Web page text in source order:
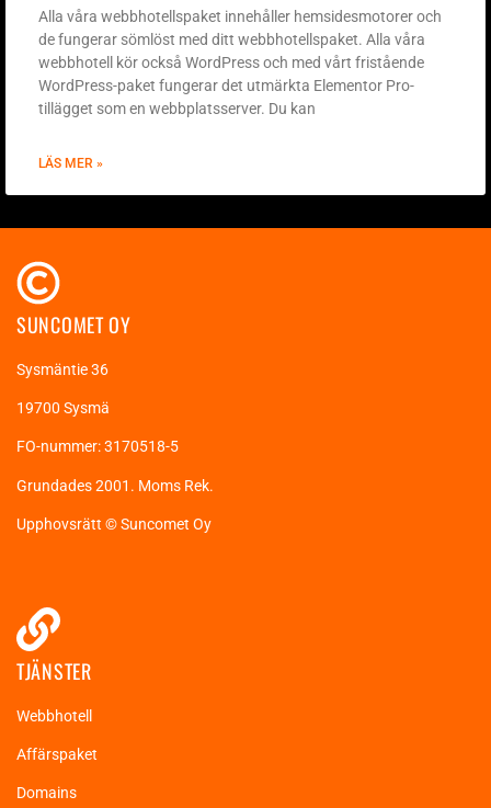
Alla våra webbhotellspaket innehåller hemsidesmotorer och
de fungerar sömlöst med ditt webbhotellspaket. Alla våra
webbhotell kör också WordPress och med vårt fristående
WordPress-paket fungerar det utmärkta Elementor Pro-
tillägget som en webbplatsserver. Du kan
LÄS MER »
SUNCOMET OY
Sysmäntie 36
19700 Sysmä
FO-nummer: 3170518-5
Grundades 2001. Moms Rek.
Upphovsrätt © Suncomet Oy
TJÄNSTER
Webbhotell
Affärspaket
Domains